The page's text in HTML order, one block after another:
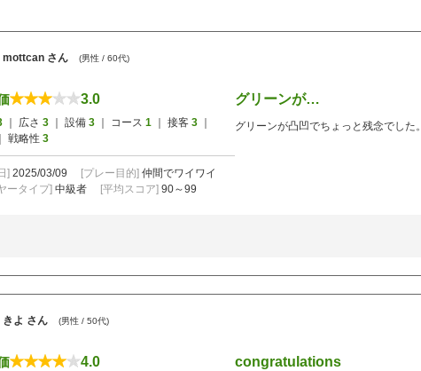
mottcan さん (男性 / 60代)
3.0
｜ 広さ 3 ｜ 設備 3 ｜ コース 1 ｜ 接客 3
戦略性 3
] 2025/03/09 [プレー目的] 仲間でワイワイ
ータイプ] 中級者 [平均スコア] 90～99
グリーンが…
グリーンが凸凹でちょっと残念でした。
きよ さん (男性 / 50代)
4.0 congratulations